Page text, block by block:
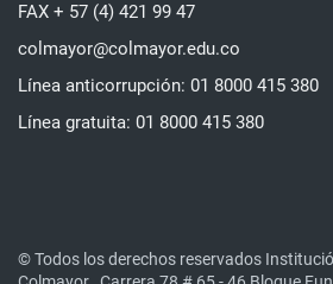
FAX + 57 (4) 421 99 47
colmayor@colmayor.edu.co
Línea anticorrupción: 01 8000 415 380
Línea gratuita: 01 8000 415 380
© Todos los derechos reservados